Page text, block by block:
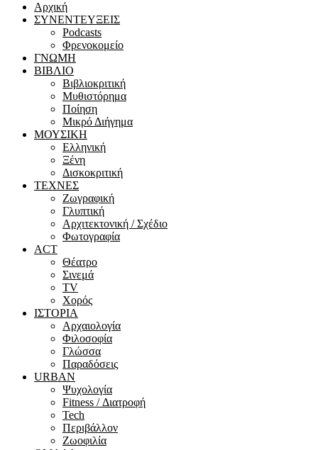
Αρχική
ΣΥΝΕΝΤΕΥΞΕΙΣ
Podcasts
Φρενοκομείο
ΓΝΩΜΗ
ΒΙΒΛΙΟ
Βιβλιοκριτική
Μυθιστόρημα
Ποίηση
Μικρό Διήγημα
ΜΟΥΣΙΚΗ
Ελληνική
Ξένη
Δισκοκριτική
ΤΕΧΝΕΣ
Ζωγραφική
Γλυπτική
Αρχιτεκτονική / Σχέδιο
Φωτογραφία
ACT
Θέατρο
Σινεμά
ΤV
Χορός
ΙΣΤΟΡΙΑ
Αρχαιολογία
Φιλοσοφία
Γλώσσα
Παραδόσεις
URBAN
Ψυχολογία
Fitness / Διατροφή
Tech
Περιβάλλον
Ζωοφιλία